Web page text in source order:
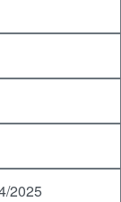
2025